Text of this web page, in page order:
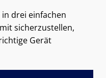
drei einfachen
sicherzustellen,
Gerät